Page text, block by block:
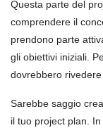
Questa parte del
comprendere il
prendono parte
gli obiettivi iniziali.
dovrebbero
Sarebbe saggio
il tuo project plan.